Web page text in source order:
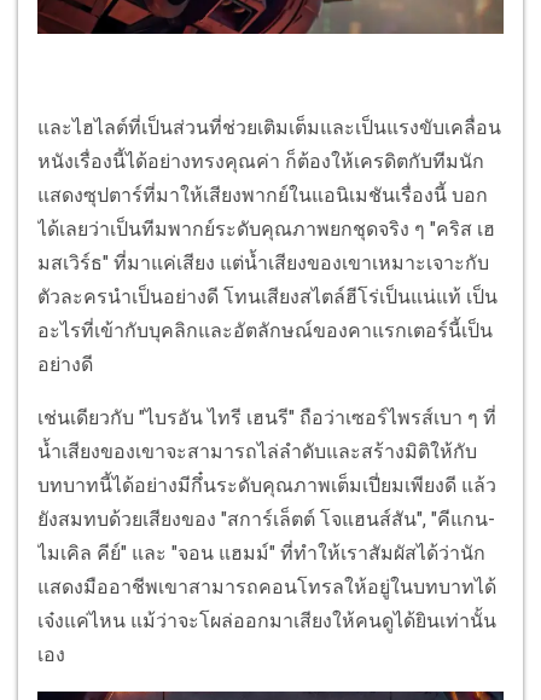
และไฮไลต์ที่เป็นส่วนที่ช่วยเติมเต็มและเป็นแรงขับเคลื่อน
หนังเรื่องนี้ได้อย่างทรงคุณค่า ก็ต้องให้เครดิตกับทีมนัก
แสดงซุปตาร์ที่มาให้เสียงพากย์ในแอนิเมชันเรื่องนี้ บอก
ได้เลยว่าเป็นทีมพากย์ระดับคุณภาพยกชุดจริง ๆ "คริส เฮ
มสเวิร์ธ" ที่มาแค่เสียง แต่น้ำเสียงของเขาเหมาะเจาะกับ
ตัวละครนำเป็นอย่างดี โทนเสียงสไตล์ฮีโร่เป็นแน่แท้ เป็น
อะไรที่เข้ากับบุคลิกและอัตลักษณ์ของคาแรกเตอร์นี้เป็น
อย่างดี
เช่นเดียวกับ "ไบรอัน ไทรี เฮนรี" ถือว่าเซอร์ไพรส์เบา ๆ ที่
น้ำเสียงของเขาจะสามารถไล่ลำดับและสร้างมิติให้กับ
บทบาทนี้ได้อย่างมีกึ๋นระดับคุณภาพเต็มเปี่ยมเพียงดี แล้ว
ยังสมทบด้วยเสียงของ "สการ์เล็ตต์ โจแฮนส์สัน", "คีแกน-
ไมเคิล คีย์" และ "จอน แฮมม์" ที่ทำให้เราสัมผัสได้ว่านัก
แสดงมืออาชีพเขาสามารถคอนโทรลให้อยู่ในบทบาทได้
เจ๋งแค่ไหน แม้ว่าจะโผล่ออกมาเสียงให้คนดูได้ยินเท่านั้น
เอง